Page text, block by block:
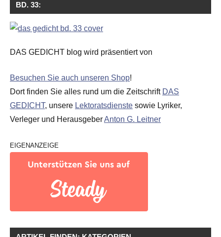
BD. 33:
DAS GEDICHT blog wird präsentiert von
Besuchen Sie auch unseren Shop!
Dort finden Sie alles rund um die Zeitschrift DAS
GEDICHT, unsere Lektoratsdienste sowie Lyriker,
Verleger und HerausgeberAnton G. Leitner
EIGENANZEIGE